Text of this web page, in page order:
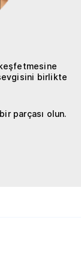
birlikte
parçası olun.